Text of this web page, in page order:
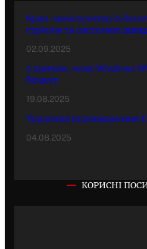
Кран-маніпулятор із
стрілою та системою
02.09.2025
5 причин, чому Windows
бізнесу
19.08.2025
Труднощі впровадження
04.08.2025
КОРИСНІ